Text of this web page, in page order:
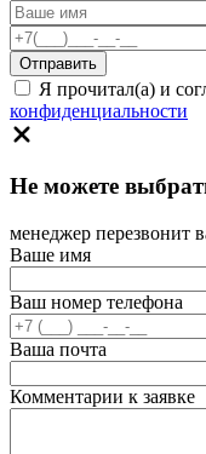
Я прочитал(а) и
конфиденциальности
Не можете
менеджер перезвонит
Ваше имя
Ваш номер телефона
Ваша почта
Комментарии к заявке